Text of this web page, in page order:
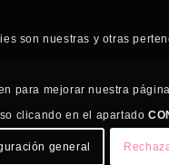
son nuestras y otras
para mejorar nuestra
clicando en el apartado
general